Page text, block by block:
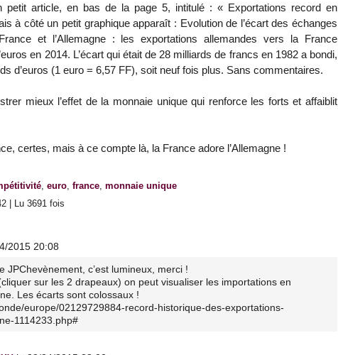
petit article, en bas de la page 5, intitulé : « Exportations record en
à côté un petit graphique apparaît : Evolution de l’écart des échanges
et l’Allemagne : les exportations allemandes vers la France
en 2014. L’écart qui était de 28 milliards de francs en 1982 a bondi,
d’euros (1 euro = 6,57 FF), soit neuf fois plus. Sans commentaires.
mieux l’effet de la monnaie unique qui renforce les forts et affaiblit
certes, mais à ce compte là, la France adore l’Allemagne !
, euro, france, monnaie unique
| Lu 3691 fois
2015 20:08
JPChevènement, c’est lumineux, merci !
sur les 2 drapeaux) on peut visualiser les importations en
Les écarts sont colossaux !
europe/02129729884-record-historique-des-exportations-
1114233.php#